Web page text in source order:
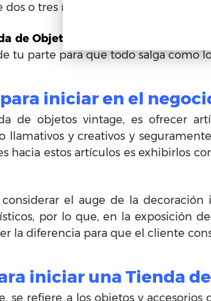
o tres más como mínimo.
de Objetos Vintage
es una tarea
tu parte para que todo salga como
iniciar en el
de objetos vintage, es ofrecer
llamativos y creativos y
hacia estos artículos es exhibirlos
el auge de la decoración
por lo que, en la exposición
la diferencia para que el cliente
iniciar una Tienda
se refiere a los objetos y